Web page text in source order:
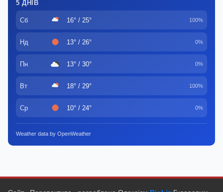
5 ДНІВ
Сб 16° / 25° 100%
Нд 13° / 26° 0%
Пн 13° / 30° 0%
Вт 18° / 29° 100%
Ср 10° / 24° 0%
Weather data by OpenWeather